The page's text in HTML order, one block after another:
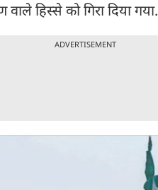
हिस्से को गिरा दिया गया.
ADVERTISEMENT